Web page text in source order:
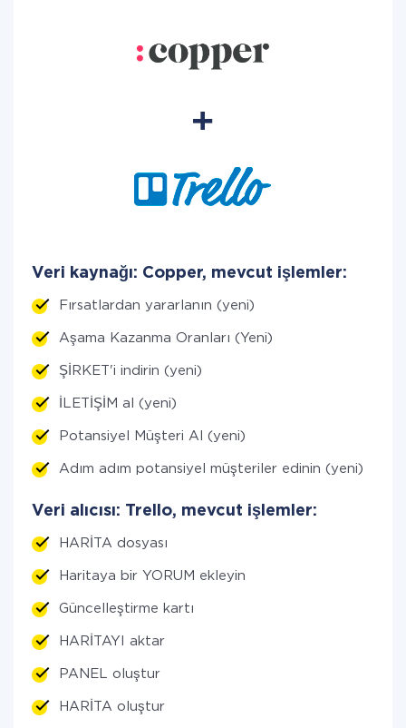
Veri kaynağı: Copper, mevcut işlemler:
Fırsatlardan yararlanın (yeni)
Aşama Kazanma Oranları (Yeni)
ŞİRKET'i indirin (yeni)
İLETİŞİM al (yeni)
Potansiyel Müşteri Al (yeni)
Adım adım potansiyel müşteriler edinin (yeni)
Veri alıcısı: Trello, mevcut işlemler:
HARİTA dosyası
Haritaya bir YORUM ekleyin
Güncelleştirme kartı
HARİTAYI aktar
PANEL oluştur
HARİTA oluştur